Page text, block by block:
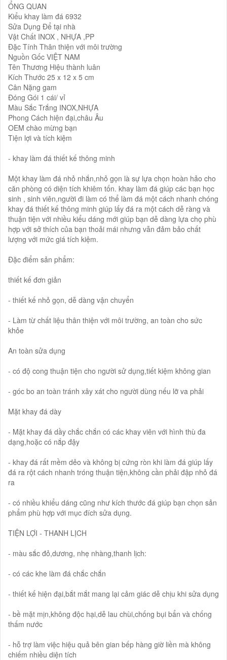
ỔNG QUAN
Kiểu khay làm đá 6932
Sửa Dụng Để tại nhà
Vật Chất INOX , NHỰA ,PP
Đặc Tính Thân thiện với môi trường
Nguồn Gốc VIỆT NAM
Tên Thương Hiệu thành luân
Kích Thước 25 x 12 x 5 cm
Cân Nặng gam
Đóng Gói 1 cái/ vỉ
Màu Sắc Trắng INOX,NHỰA
Phong Cách hiện đại,châu Âu
OEM chào mừng bạn
Tiện lợi và tích kiệm
- khay làm đá thiết kế thông minh
Một khay làm đá nhỏ nhắn,nhỏ gọn là sự lựa chọn hoàn hảo cho
căn phòng có diện tích khiêm tốn. khay làm đá giúp các bạn học
sinh , sinh viên,người đi làm có thể làm đá một cách nhanh chóng
khay đá thiết kế thông minh giúp lấy đá ra một cách dễ ràng và
thuận tiện với nhiều kiểu dáng mới giúp bạn dễ dàng lựa chọ phù
hợp với sở thích của bạn thoải mái nhưng vẫn đảm bảo chất
lượng với mức giá tích kiệm.
Đặc điểm sản phẩm:
thiết kế đơn giản
- thiết kế nhỏ gọn, dễ dàng vận chuyển
- Làm từ chất liệu thân thiện với môi trường, an toàn cho sức
khỏe
An toàn sửa dụng
- có độ cong thuận tiện cho người sử dụng,tiết kiệm không gian
- góc bo an toàn tránh xây xát cho người dùng nếu lỡ va phải
Mặt khay đá dày
- Mặt khay đá dầy chắc chắn có các khay viên với hình thù đa
dạng,hoặc có nắp đậy
- khay đá rất mềm dẻo và không bị cứng ròn khi làm đá giúp lấy
đá ra rột cách nhanh tróng thuận tiện,không cần phải đập nhỏ đá
ra
- có nhiều khiểu dáng cũng như kích thước đá giúp bạn chọn sản
phẩm phù hợp với mục đích sửa dụng.
TIỆN LỢI - THANH LỊCH
- màu sắc đỏ,dương, nhẹ nhàng,thanh lịch:
- có các khe làm đá chắc chắn
- thiết kế hiện đại,bắt mắt mang lại cảm giác dễ chịu khi sửa dụng
- bề mặt mịn,không độc hại,dễ lau chùi,chống bụi bẩn và chống
thấm nước
- hỗ trợ làm việc hiệu quả bên gian bếp hàng giờ liền mà không
chiếm nhiều diện tích